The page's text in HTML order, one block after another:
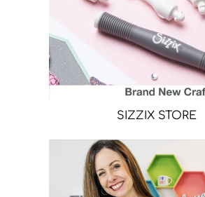
SIZZIX STORE